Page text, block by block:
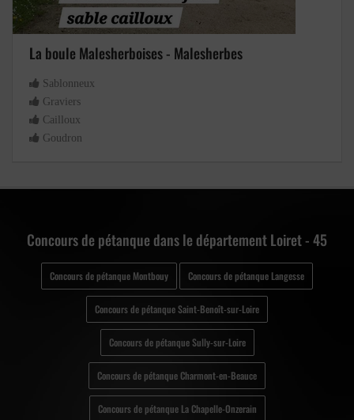
La boule Malesherboises - Malesherbes
Sablonneux
Graviers
Cailloux
Goudron
Concours de pétanque dans le département Loiret - 45
Concours de pétanque Montbouy Concours de pétanque Langesse
Concours de pétanque Saint-Benoît-sur-Loire
Concours de pétanque Sully-sur-Loire
Concours de pétanque Charmont-en-Beauce
Concours de pétanque La Chapelle-Onzerain